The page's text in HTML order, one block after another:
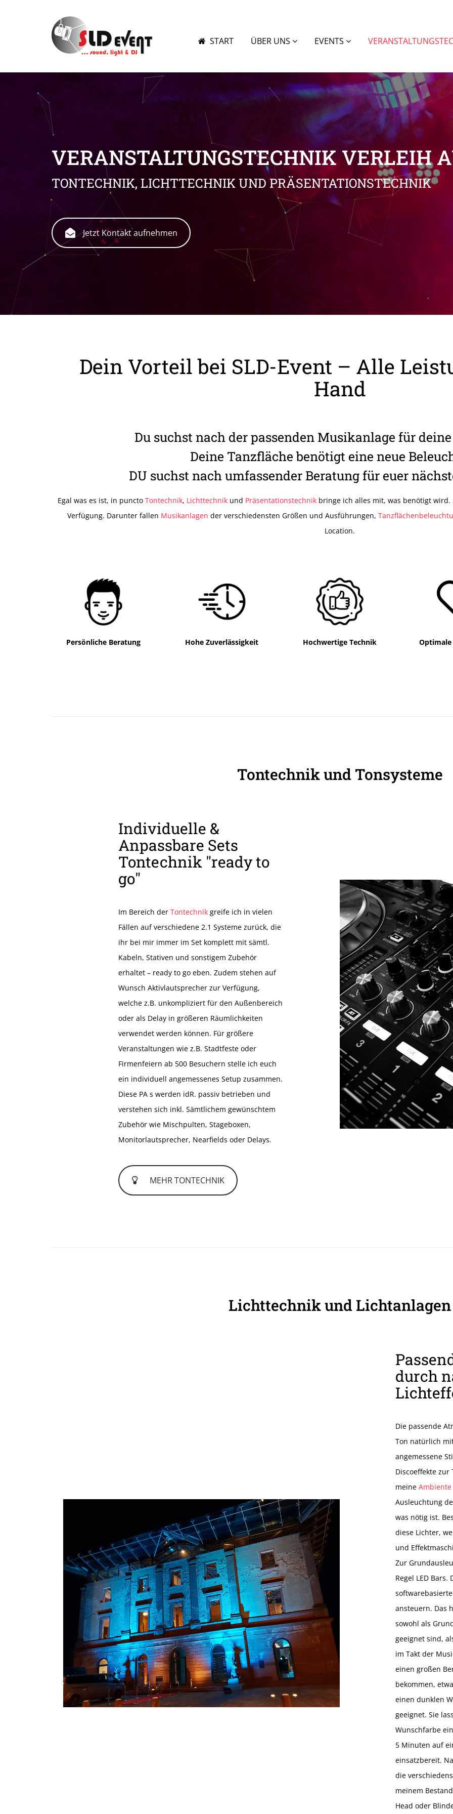
START ÜBER UNS EVENTS
VERANSTALTUNGSTECHNIK VERLEIH
TONTECHNIK, LICHTTECHNIK UND PRÄSENTATIONSTECHNIK
Jetzt Kontakt aufnehmen
Dein Vorteil bei SLD-Event – Alle
Hand
Du suchst nach der passenden Musikanlage für
Deine Tanzfläche benötigt eine neue
DU suchst nach umfassender Beratung für euer
Egal was es ist, in puncto Tontechnik, Lichttechnikund Präsentationstechnikbringe ich alles mit, was benötigt wird.
Verfügung. Darunter fallen Musikanlagen der verschiedensten Größen und Ausführungen,
Location.
Persönliche Beratung Hohe Zuverlässigkeit Hochwertige Technik
Tontechnik und Tonsysteme
Individuelle &
Anpassbare Sets
Tontechnik "ready to
go"
Im Bereich der Tontechnik greife ich in vielen
Fällen auf verschiedene 2.1 Systeme zurück, die
ihr bei mir immer im Set komplett mit sämtl.
Kabeln, Stativen und sonstigem Zubehör
erhaltet – ready to go eben. Zudem stehen auf
Wunsch Aktivlautsprecher zur Verfügung,
welche z.B. unkompliziert für den Außenbereich
oder als Delay in größeren Räumlichkeiten
verwendet werden können. Für größere
Veranstaltungen wie z.B. Stadtfeste oder
Firmenfeiern ab 500 Besuchern stelle ich euch
ein individuell angemessenes Setup zusammen.
Diese PA s werden idR. passiv betrieben und
verstehen sich inkl. Sämtlichem gewünschtem
Zubehör wie Mischpulten, Stageboxen,
Monitorlautsprecher, Nearfields oder Delays.
MEHR TONTECHNIK
Lichttechnik und Lichtanlagen
durch
Die passende
Ton natürlich
angemessene
Discoeffekte
meine
Ausleuchtung
was nötig ist.
diese Lichter,
und
Zur
Regel LED
ansteuern. Das
sowohl als
geeignet sind,
im Takt der
einen großen
bekommen,
einen dunklen
geeignet. Sie
Wunschfarbe
5 Minuten auf
einsatzbereit.
die
meinem
Head oder